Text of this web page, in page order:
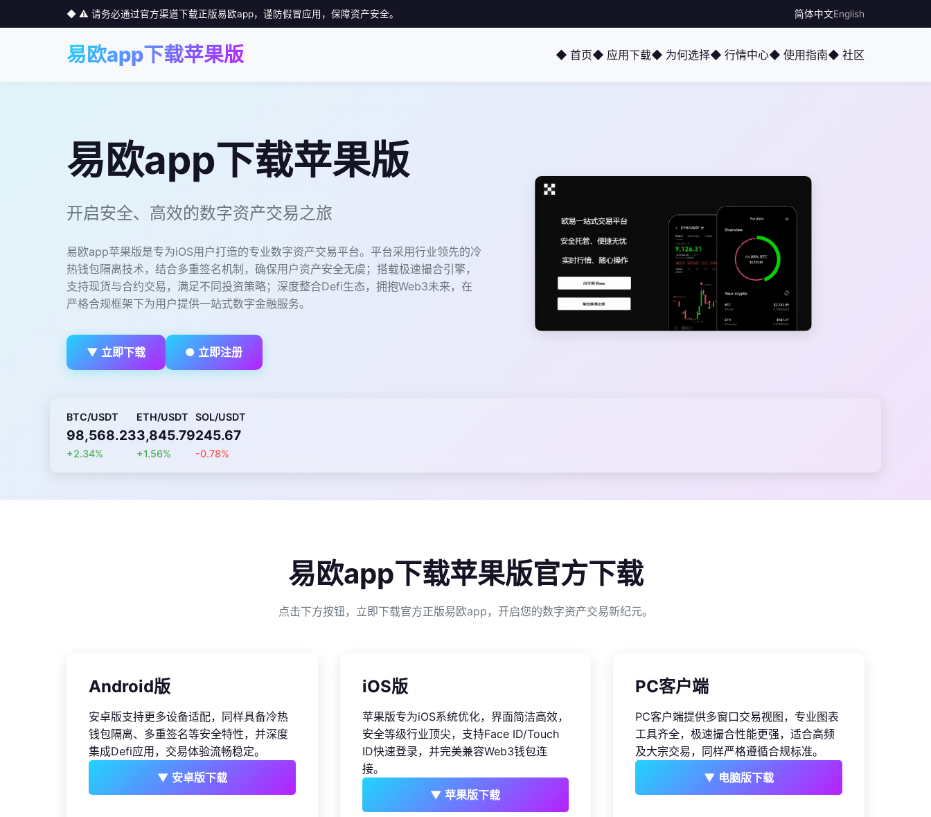
◆ ⚠️ 请务必通过官方渠道下载正版易欧app，谨防假冒应用，保障资产安全。 简体中文English
易欧app下载苹果版 ◆ 首页◆ 应用下载◆ 为何选择◆ 行情中心◆ 使用指南◆ 社区
易欧app下载苹果版
开启安全、高效的数字资产交易之旅
易欧app苹果版是专为iOS用户打造的专业数字资产交易平台。平台采用行业领先的冷
热钱包隔离技术，结合多重签名机制，确保用户资产安全无虞；搭载极速撮合引擎，
支持现货与合约交易，满足不同投资策略；深度整合Defi生态，拥抱Web3未来，在
严格合规框架下为用户提供一站式数字金融服务。
▼ 立即下载 ● 立即注册
BTC/USDT
98,568.23
+2.34%
ETH/USDT
3,845.79
+1.56%
SOL/USDT
245.67
-0.78%
易欧app下载苹果版官方下载
点击下方按钮，立即下载官方正版易欧app，开启您的数字资产交易新纪元。
Android版
安卓版支持更多设备适配，同样具备冷热
钱包隔离、多重签名等安全特性，并深度
集成Defi应用，交易体验流畅稳定。
▼ 安卓版下载
iOS版
苹果版专为iOS系统优化，界面简洁高效，
安全等级行业顶尖，支持Face ID/Touch
ID快速登录，并完美兼容Web3钱包连
接。
▼ 苹果版下载
PC客户端
PC客户端提供多窗口交易视图，专业图表
工具齐全，极速撮合性能更强，适合高频
及大宗交易，同样严格遵循合规标准。
▼ 电脑版下载